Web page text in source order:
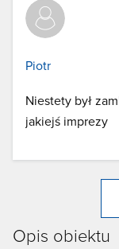
Piotr
Niestety był
jakiejś imprezy
Opis obiektu